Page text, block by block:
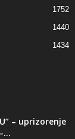
1752
1440
1434
– uprizorenje